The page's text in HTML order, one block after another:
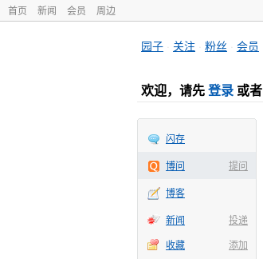
首页 新闻 会员 周边
园子 关注 粉丝 会员
欢迎，请先登录 或者
闪存
提问
博问
博客
投递
新闻
添加
收藏